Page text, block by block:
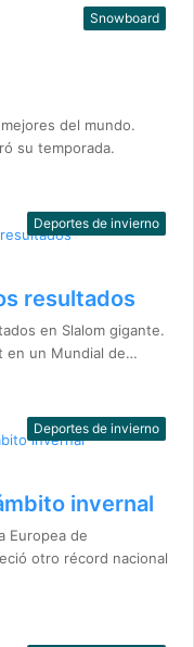
Snowboard
del mundo.
su temporada.
Deportes de invierno
resultados
en Slalom gigante.
en un Mundial de…
Deportes de invierno
invernal
Europea de
otro récord nacional